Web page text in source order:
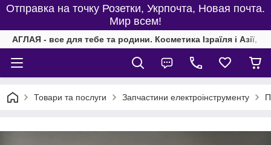
Отправка на точку Розетки, Укрпочта, Новая почта.
Мир всем!
АГЛАЯ - все для тебе та родини. Косметика Ізраїля і Азії,
Товари та послуги Запчастини електроінструменту